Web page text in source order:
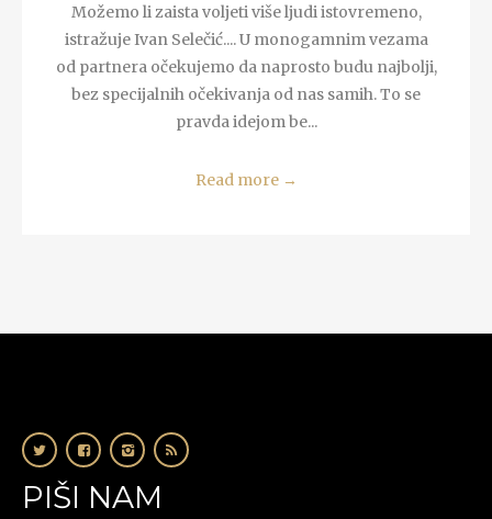
Možemo li zaista voljeti više ljudi istovremeno,
istražuje Ivan Selečić.... U monogamnim vezama
od partnera očekujemo da naprosto budu najbolji,
bez specijalnih očekivanja od nas samih. To se
pravda idejom be...
Read more →
PIŠI NAM